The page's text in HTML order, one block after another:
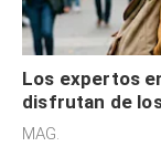
Los expertos
disfrutan de
sensibilidad a
MAG.